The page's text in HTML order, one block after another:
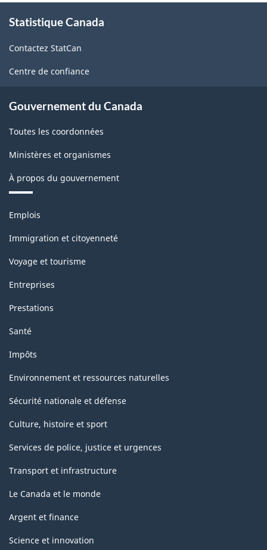
propos
ce
site
Statistique Canada
Contactez StatCan
Centre de confiance
Gouvernement du Canada
Toutes les coordonnées
Ministères et organismes
À propos du gouvernement
Thèmes
sujets
Emplois
Immigration et citoyenneté
Voyage et tourisme
Entreprises
Prestations
Santé
Impôts
Environnement et ressources naturelles
Sécurité nationale et défense
Culture, histoire et sport
Services de police, justice et urgences
Transport et infrastructure
Le Canada et le monde
Argent et finance
Science et innovation